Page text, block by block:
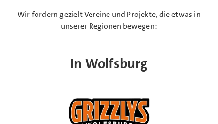
Wir fördern gezielt Vereine und Projekte, die etwas in
unserer Regionen bewegen:
In Wolfsburg